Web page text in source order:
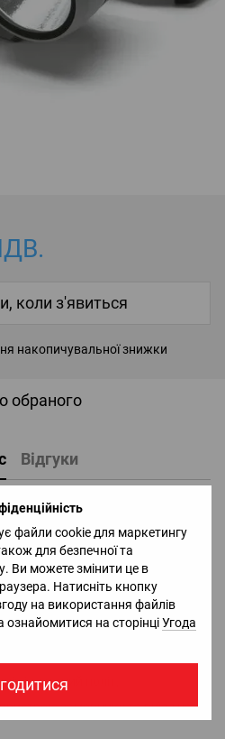
файли cookie для маркетингу
для безпечної та
Ви можете змінити це в
Натисніть кнопку
на використання файлів
на сторінціУгода
коли з'явиться
накопичувальної знижки
обраного
Відгуки
Part4 Spotlight
Гарантія Повернення
в Україні брендів
всі сертифікати та дозволи;
та повний асортимент в місцях
і тестовий політ;
замовнику та виїзд на